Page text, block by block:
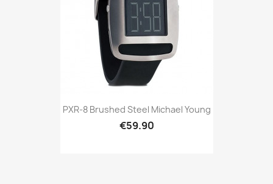
PXR-8 Brushed Steel Michael Young
€59.90